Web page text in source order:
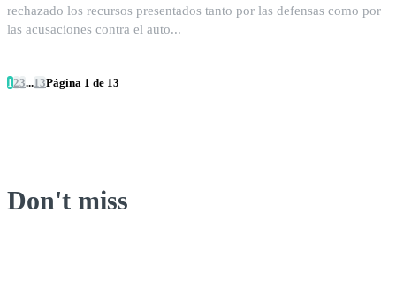
rechazado los recursos presentados tanto por las defensas como por
las acusaciones contra el auto...
1 23...13Página 1 de 13
Don't miss